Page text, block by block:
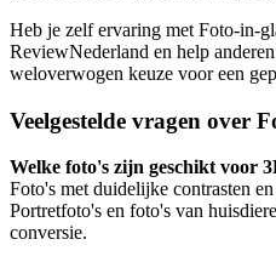
Heb je zelf ervaring met Foto-in-
ReviewNederland en help
weloverwogen keuze voor een
Veelgestelde vragen over
Welke foto's zijn geschikt voor
Foto's met duidelijke contrasten
Portretfoto's en foto's van
conversie.